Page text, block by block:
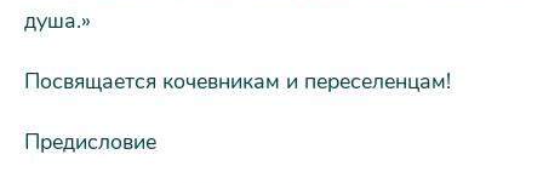
душа.»
Посвящается кочевникам и переселенцам!
Предисловие